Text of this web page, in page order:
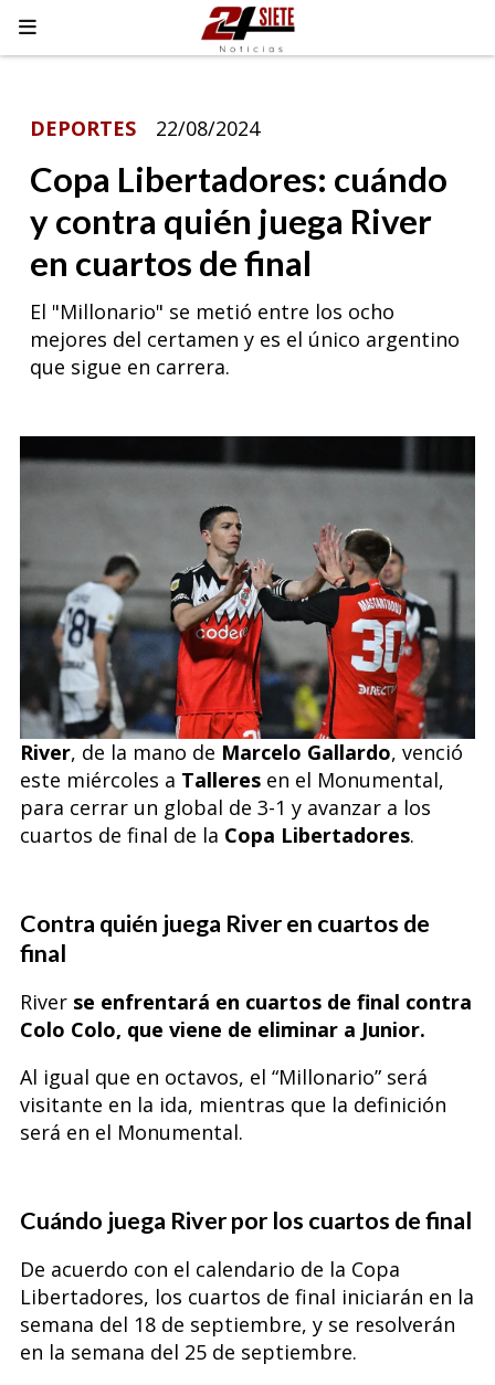
Copa Libertadores: cuándo
y contra quién juega River
en cuartos de final
El "Millonario" se metió entre los ocho
mejores del certamen y es el único argentino
que sigue en carrera.
DEPORTES 22/08/2024
River, de la mano de Marcelo Gallardo, venció
este miércoles a Talleres en el Monumental,
para cerrar un global de 3-1 y avanzar a los
cuartos de final de la Copa Libertadores.
Contra quién juega River en cuartos de
final
River se enfrentará en cuartos de final contra
Colo Colo, que viene de eliminar a Junior.
Al igual que en octavos, el “Millonario” será
visitante en la ida, mientras que la definición
será en el Monumental.
Cuándo juega River por los cuartos de final
De acuerdo con el calendario de la Copa
Libertadores, los cuartos de final iniciarán en la
semana del 18 de septiembre, y se resolverán
en la semana del 25 de septiembre.